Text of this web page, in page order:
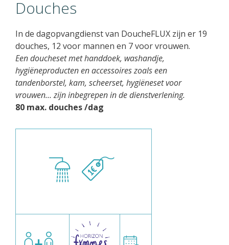
Douches
In de dagopvangdienst van DoucheFLUX zijn er 19
douches, 12 voor mannen en 7 voor vrouwen.
Een doucheset met handdoek, washandje,
hygiëneproducten en accessoires zoals een
tandenborstel, kam, scheerset, hygiëneset voor
vrouwen… zijn inbegrepen in de dienstverlening.
80 max. douches /dag